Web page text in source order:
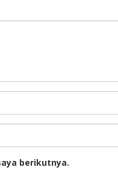
berikutnya.